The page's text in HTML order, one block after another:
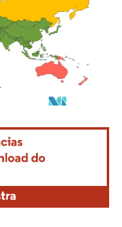
conforme CC BY 4.0.